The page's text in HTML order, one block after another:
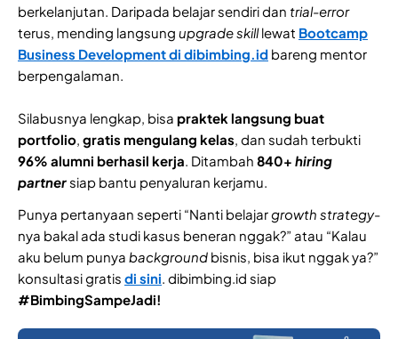
berkelanjutan. Daripada belajar sendiri dan trial-error
terus, mending langsung upgrade skilllewat Bootcamp
Business Development di dibimbing.id bareng mentor
berpengalaman.
Silabusnya lengkap, bisa praktek langsung buat
portfolio, gratis mengulang kelas, dan sudah terbukti
96% alumni berhasil kerja. Ditambah 840+ hiring
partnersiap bantu penyaluran kerjamu.
Punya pertanyaan seperti “Nanti belajargrowth strategy-
nya bakal ada studi kasus beneran nggak?” atau “Kalau
aku belum punya background bisnis, bisa ikut nggak ya?”
konsultasi gratis di sini. dibimbing.id siap
#BimbingSampeJadi!